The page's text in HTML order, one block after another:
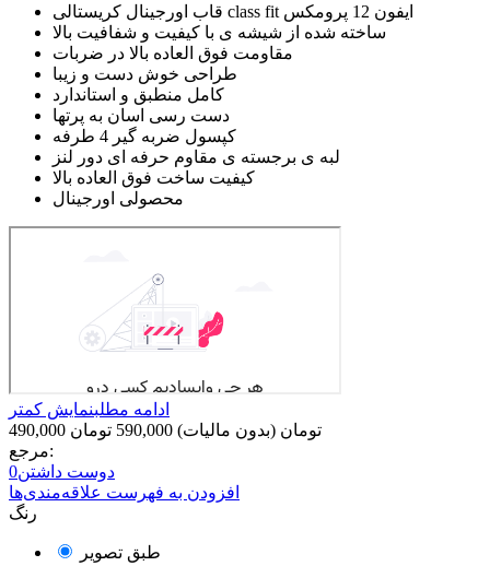
قاب اورجینال کریستالی class fit ایفون 12 پرومکس
ساخته شده از شیشه ی با کیفیت و شفافیت بالا
مقاومت فوق العاده بالا در ضربات
طراحی خوش دست و زیبا
کامل منطبق و استاندارد
دست رسی اسان به پرتها
کپسول ضربه گیر 4 طرفه
لبه ی برجسته ی مقاوم حرفه ای دور لنز
کیفیت ساخت فوق العاده بالا
محصولی اورجینال
ادامه مطلبنمایش کمتر
490,000 تومان (بدون مالیات) 590,000 تومان
مرجع:
دوست داشتن0
افزودن به فهرست علاقه‌مندی‌ها
رنگ
طبق تصویر